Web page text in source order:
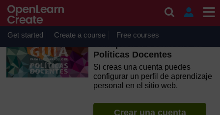
Salta al contenido principal
OpenLearn Create will be unavailable on Wednesday 12
August 2026 from 8am to 10.30am (GMT) due to routine
maintenance.
Get started Create a course Free courses
Guía para el Desarrollo de
Políticas Docentes
Si creas una cuenta puedes
configurar un perfil de aprendizaje
personal en el sitio web.
Crear una cuenta